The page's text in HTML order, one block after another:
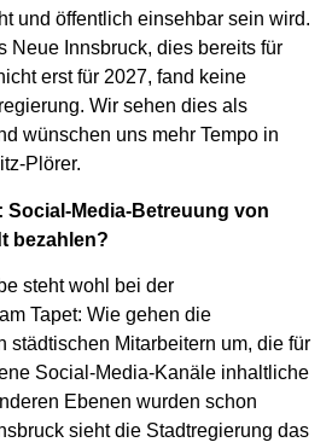
und öffentlich einsehbar sein wird.
Neue Innsbruck, dies bereits für
erst für 2027, fand keine
Wir sehen dies als
wünschen uns mehr Tempo in
Plörer.
Social-Media-Betreuung von
bezahlen?
steht wohl bei der
Tapet: Wie gehen die
städtischen Mitarbeitern um, die für
Social-Media-Kanäle inhaltliche
Ebenen wurden schon
sieht die Stadtregierung das